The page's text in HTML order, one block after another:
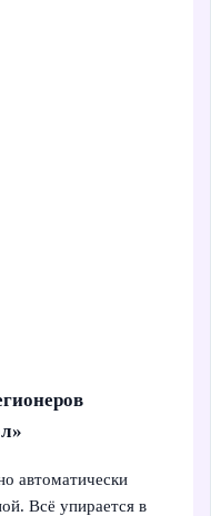
автоматически
Всё упирается в